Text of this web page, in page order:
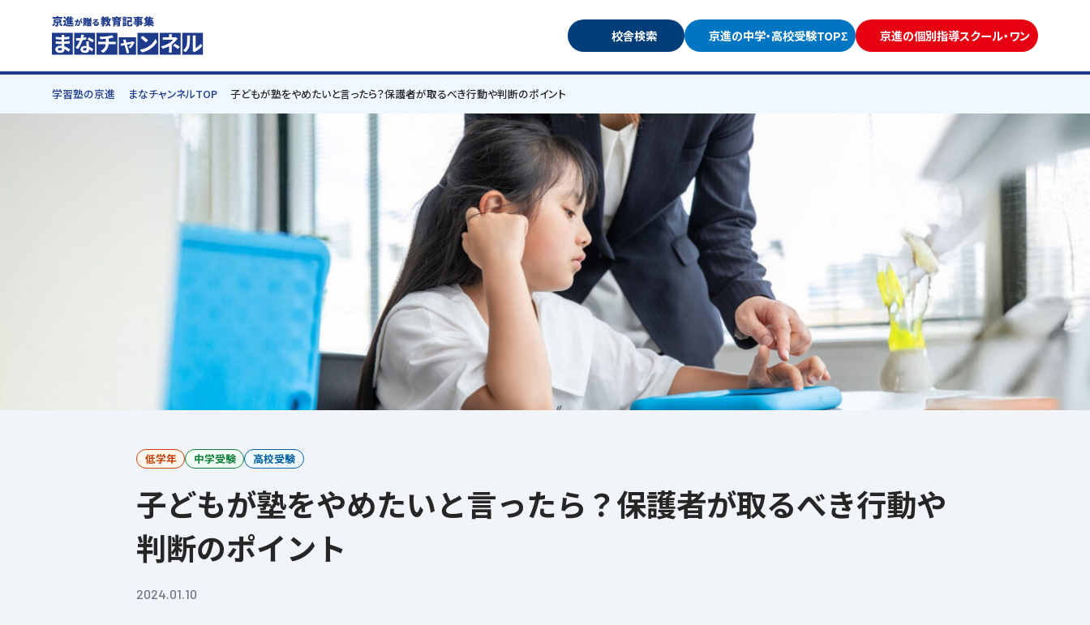
校舎検索 京進の中学・高校受験TOPΣ 京進の個別指導スクール・ワン
学習塾の京進 まなチャンネルTOP 子どもが塾をやめたいと言ったら？保護者が取るべき行動や判断のポイント
低学年 中学受験 高校受験
子どもが塾をやめたいと言ったら？保護者が取るべき行動や
判断のポイント
2024.01.10